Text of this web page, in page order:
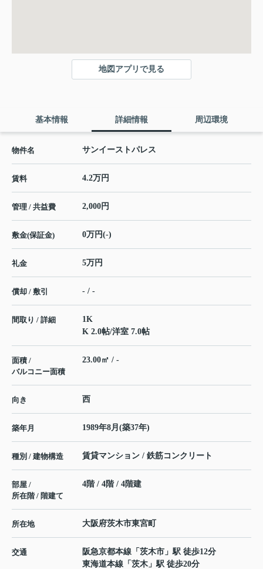
地図アプリで見る
基本情報 詳細情報 周辺環境
物件名 サンイーストパレス
賃料 4.2万円
管理 / 共益費 2,000円
敷金(保証金) 0万円(-)
礼金 5万円
償却 / 敷引 - / -
間取り / 詳細
1K
K 2.0帖/洋室 7.0帖
面積 /
バルコニー面積
23.00㎡ / -
向き 西
築年月 1989年8月(築37年)
種別 / 建物構造 賃貸マンション / 鉄筋コンクリート
部屋 /
所在階 / 階建て
4階 / 4階 / 4階建
所在地 大阪府茨木市東宮町
交通 阪急京都本線 「 茨木市 」駅 徒歩12分
東海道本線 「 茨木 」駅 徒歩20分